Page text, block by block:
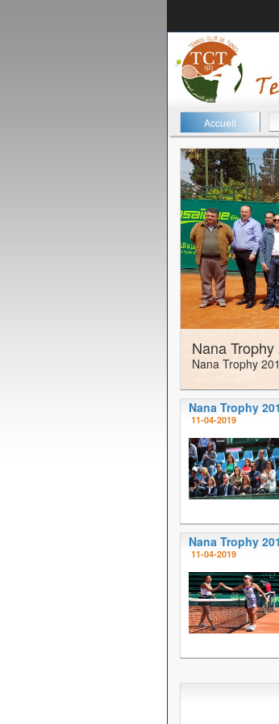
Accueil
Nana
Nana Trophy
Nana Trophy
11-04-2019
Nana Trophy
11-04-2019